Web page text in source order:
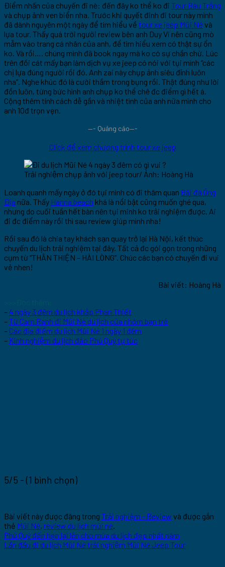
Điểm nhấn của chuyến đi nè: đến đây ko thể ko đi Tour Bàu Trắng
và chụp ảnh ven biển nha. Trước khi quyết đinh đi tour này mình
đã dành nguyên một ngày để tìm hiểu về tour xe jeep Mũi Névà
lựa tour. Thấy quá trời người review bên anh Duy Vi nên cũng mò
mẫm vào trang cá nhân của anh, để tìm hiểu xem có thật sự ổn
ko. Và rồi…. chúng mình đã book ngay mà ko có sự chần chừ. Lúc
trên đồi cát mấy bạn làm dịch vụ xe jeep có nói với tụi mình “các
chị lựa đúng người rồi đó. Anh zai này chụp ảnh siêu đỉnh luôn
nha”. Nghe khúc đó là cười thầm trong bụng rồi. Thật đúng như lời
đồn luôn, từng bức hình anh chụp ko thể chê đc điểm gì hết á.
Cộng thêm tính cách dễ gần và nhiệt tình của anh nữa mình cho
anh 10đ trọn vẹn.
—- Quảng cáo—-
Click để xem chương trình tour xe jeep
Trải nghiệm chụp ảnh với jeep tour/ Ảnh: Hoàng Hà
Loanh quanh mấy ngày ở đó tụi mình có đi thăm quan Bãi đá Ông
Địa nữa. Thấy Hanna beach khá là nổi bật cũng muốn ghé qua,
nhưng do cuối tuần hết bàn nên tụi minh ko trải nghiệm được. Ai
đi đc điểm này rồi thì sau review giúp mình nha!
Rồi sau đó là chia tay khách sạn quay trở lại Hà Nội, kết thúc
chuyến du lịch trải nghiệm tại đây. Tất cả đc gói gọn trong những
cụm từ “THÂN THIỆN – HÀI LÒNG”. Chúc các bạn có chuyến đi vui
vẻ nhen!
Bài viết: Hoàng Hà
– 4 ngày 3 đêm du lịch khắp Phan Thiết
–Từ Cam Ranh đi Mũi Né du lịch của nhóm bạn trẻ
– Các địa điểm du lịch Mũi Né 1 ngày 1 đêm
– Kinh nghiệm du lịch đảo Phú Quý tự túc
5/5 - (1 bình chọn)
Bài viết này được đăng trong Trải nghiệm - Review và được gắn
thẻ Mũi Né, review du lịch mũi né.
Phú Quý đến hẹn lại lên cho mùa du lịch đẹp nhất năm
Lần đầu đi du lịch Mũi Né trải nghiệm Mũi Né Jeep Tour